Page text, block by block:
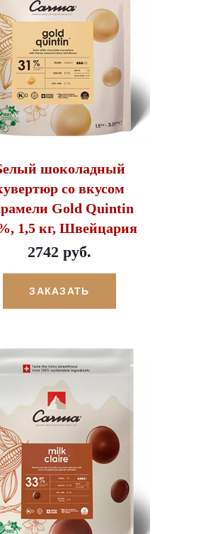
шоколадный
со вкусом
Gold Quintin
1,5 кг, Швейцария
2742 руб.
ЗАКАЗАТЬ